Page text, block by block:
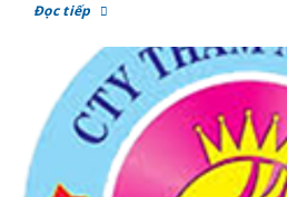
Đọc tiếp